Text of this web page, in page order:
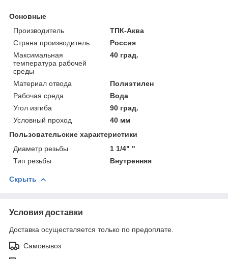
Основные
Производитель
ТПК-Аква
Страна производитель
Россия
Максимальная
температура рабочей
среды
40 град.
Материал отвода
Полиэтилен
Рабочая среда
Вода
Угол изгиба
90 град.
Условный проход
40 мм
Пользовательские характеристики
Диаметр резьбы
1 1/4" "
Тип резьбы
Внутренняя
Скрыть
Условия доставки
Доставка осуществляется только по предоплате.
Самовывоз